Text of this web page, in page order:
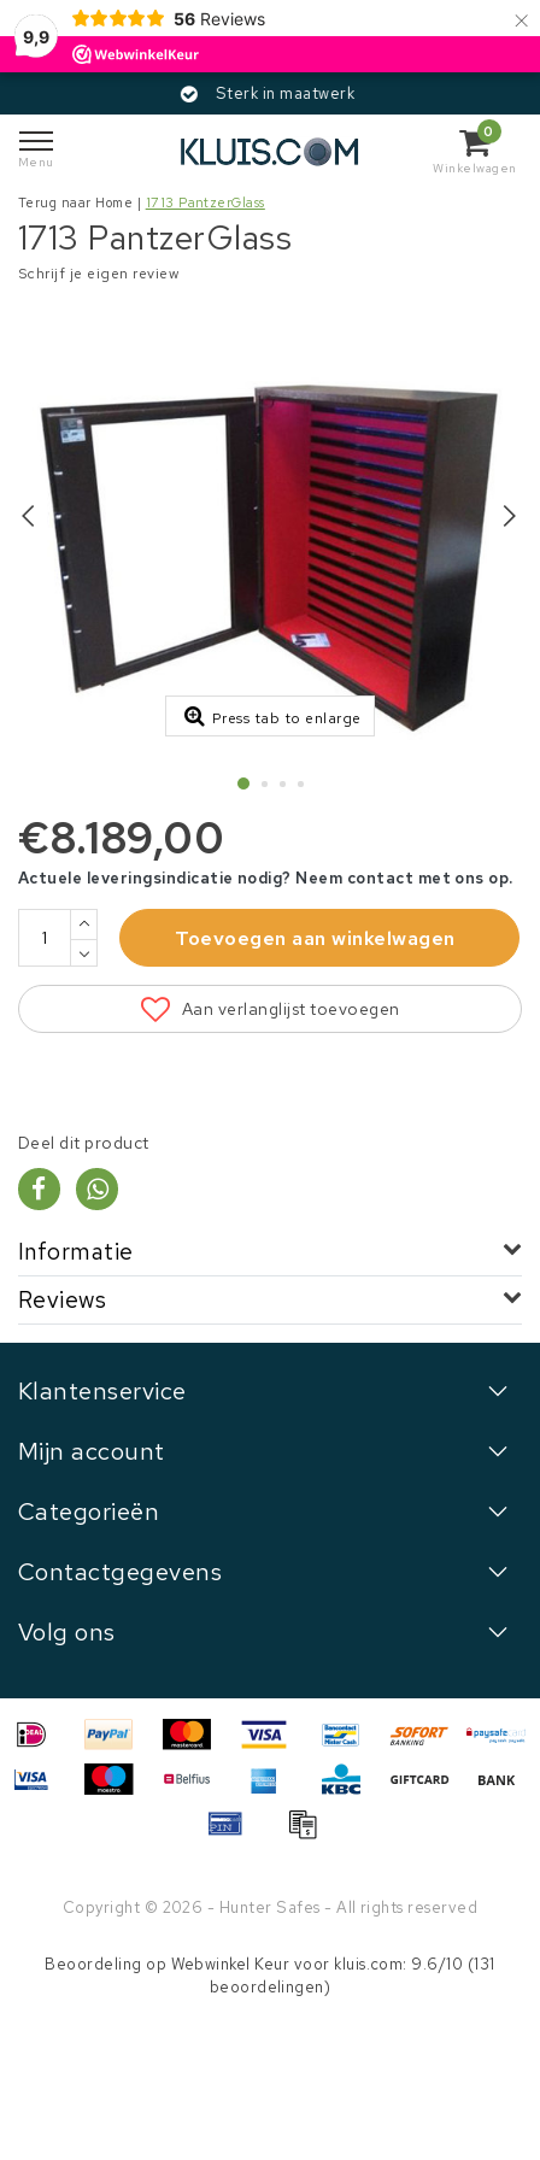
9,9
56 Reviews ×
Sterk in maatwerk
Menu
0
Winkelwagen
Terug naar Home | 1713 PantzerGlass
1713 PantzerGlass
Schrijf je eigen review
Press tab to enlarge
€8.189,00
Actuele leveringsindicatie nodig? Neem contact met ons op.
Toevoegen aan winkelwagen
Aan verlanglijst toevoegen
Deel dit product
Informatie
Reviews
Klantenservice
Mijn account
Categorieën
Contactgegevens
Volg ons
Copyright © 2026 - Hunter Safes - All rights reserved
Beoordeling op Webwinkel Keur voor kluis.com: 9.6/10 (131
beoordelingen)